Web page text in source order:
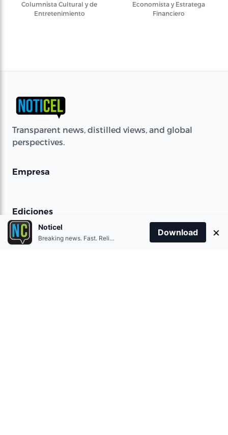
Columnista Cultural y de
Entretenimiento
Economista y Estratega
Financiero
Transparent news, distilled views, and global
perspectives.
Empresa
Ediciones
Spanish
Noticel
Breaking news. Fast. Reliable.
Download ×